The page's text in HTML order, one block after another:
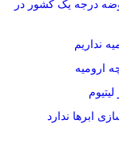
درجه یک کشور در
نداریم
ارومیه
ابرها ندارد